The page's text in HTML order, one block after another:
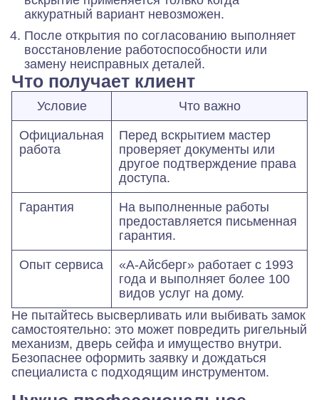
аккуратный вариант невозможен.
После открытия по согласованию выполняет
восстановление работоспособности или
замену неисправных деталей.
Что получает клиент
Условие Что важно
Официальная
работа
Перед вскрытием мастер
проверяет документы или
другое подтверждение права
доступа.
Гарантия
На выполненные работы
предоставляется письменная
гарантия.
Опыт сервиса
«А-Айсберг» работает с 1993
года и выполняет более 100
видов услуг на дому.
Не пытайтесь высверливать или выбивать замок
самостоятельно: это может повредить ригельный
механизм, дверь сейфа и имущество внутри.
Безопаснее оформить заявку и дождаться
специалиста с подходящим инструментом.